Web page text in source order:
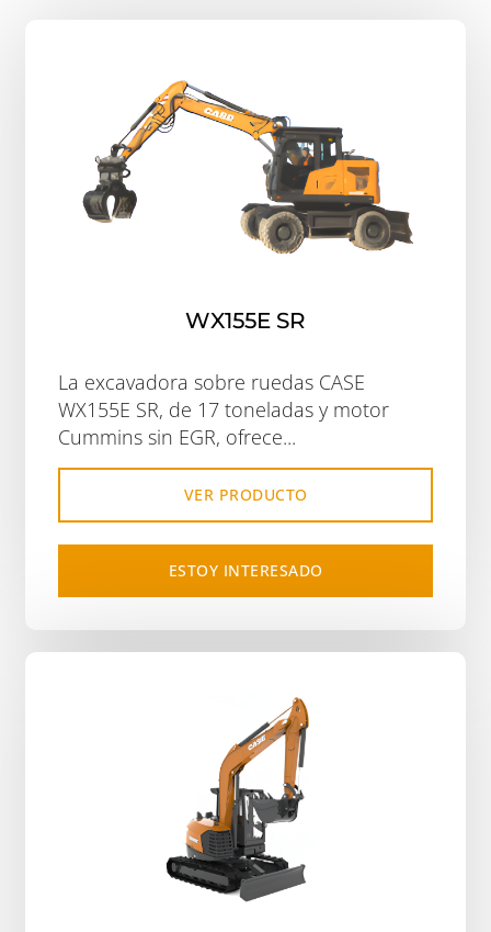
WX155E SR
La excavadora sobre ruedas CASE
WX155E SR, de 17 toneladas y motor
Cummins sin EGR, ofrece...
VER PRODUCTO
ESTOY INTERESADO